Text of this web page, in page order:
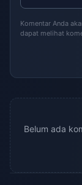
Komentar Anda
dapat melihat
Belum ada